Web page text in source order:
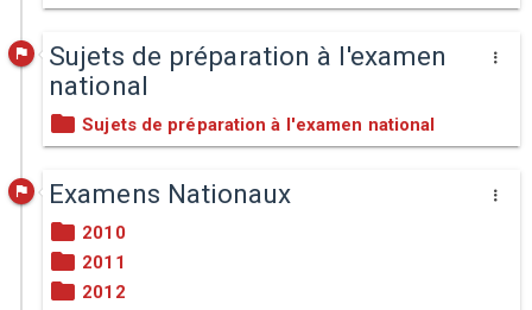
Sujets de préparation à l'examen
national
Sujets de préparation à l'examen national
Examens Nationaux
2010
2011
2012